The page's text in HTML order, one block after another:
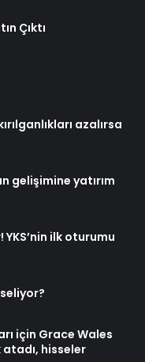
Çıktı
azalırsa
gelişimine yatırım
ilk oturumu
için Grace Wales
atadı, hisseler